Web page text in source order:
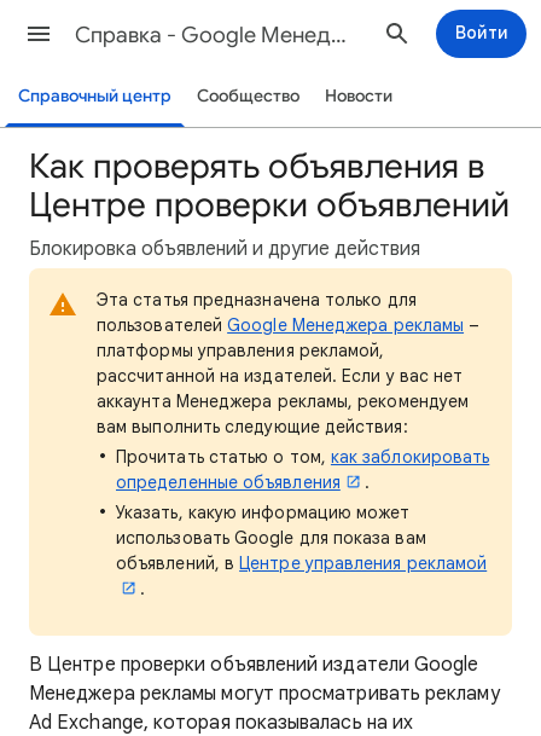
Cправка - Google Менеджер рекламы Войти
Справочный центр Сообщество Новости
Как проверять объявления в
Центре проверки объявлений
Блокировка объявлений и другие действия
Эта статья предназначена только для
пользователей Google Менеджера рекламы –
платформы управления рекламой,
рассчитанной на издателей. Если у вас нет
аккаунта Менеджера рекламы, рекомендуем
вам выполнить следующие действия:
Прочитать статью о том, как заблокировать
определенные объявления
.
Указать, какую информацию может
использовать Google для показа вам
объявлений, вЦентре управления рекламой
.
В Центре проверки объявлений издатели Google
Менеджера рекламы могут просматривать рекламу
Ad Exchange, которая показывалась на их